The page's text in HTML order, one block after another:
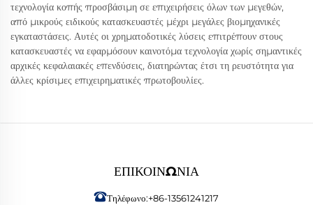
τεχνολογία κοπής προσβάσιμη σε επιχειρήσεις όλων των μεγεθών,
από μικρούς ειδικούς κατασκευαστές μέχρι μεγάλες βιομηχανικές
εγκαταστάσεις. Αυτές οι χρηματοδοτικές λύσεις επιτρέπουν στους
κατασκευαστές να εφαρμόσουν καινοτόμα τεχνολογία χωρίς σημαντικές
αρχικές κεφαλαιακές επενδύσεις, διατηρώντας έτσι τη ρευστότητα για
άλλες κρίσιμες επιχειρηματικές πρωτοβουλίες.
ΕΠΙΚΟΙΝΩΝΊΑ
Τηλέφωνο:+86-13561241217